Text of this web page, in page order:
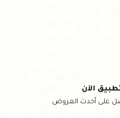
الآن
على أحدث العروض